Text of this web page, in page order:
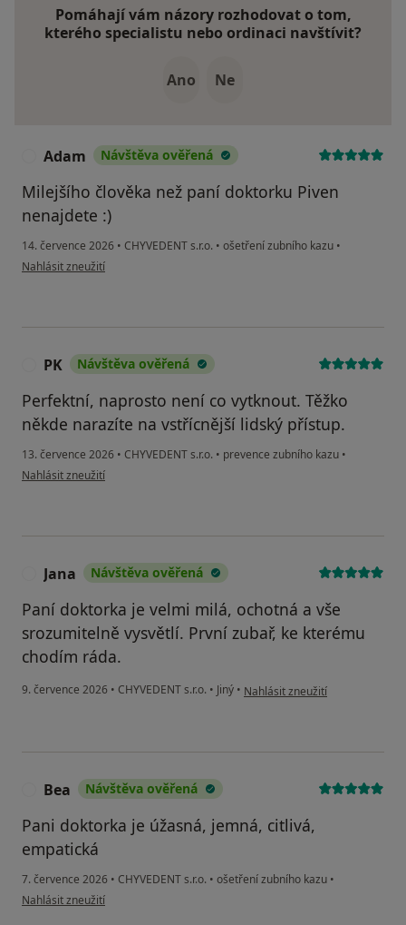
Pomáhají vám názory rozhodovat o tom,
kterého specialistu nebo ordinaci navštívit?
Ano Ne
Adam Návštěva ověřená
Milejšího člověka než paní doktorku Piven
nenajdete :)
14. července 2026 • CHYVEDENT s.r.o. • ošetření zubního kazu •
podle názoru uživatele Adam
Nahlásit zneužití
PK Návštěva ověřená
Perfektní, naprosto není co vytknout. Těžko
někde narazíte na vstřícnější lidský přístup.
13. července 2026 • CHYVEDENT s.r.o. • prevence zubního kazu •
podle názoru uživatele PK
Nahlásit zneužití
Jana Návštěva ověřená
Paní doktorka je velmi milá, ochotná a vše
srozumitelně vysvětlí. První zubař, ke kterému
chodím ráda.
9. července 2026 • CHYVEDENT s.r.o. • Jiný • podle názoru uživatele Jana
Nahlásit zneužití
Bea Návštěva ověřená
Pani doktorka je úžasná, jemná, citlivá,
empatická
7. července 2026 • CHYVEDENT s.r.o. • ošetření zubního kazu •
podle názoru uživatele Bea
Nahlásit zneužití